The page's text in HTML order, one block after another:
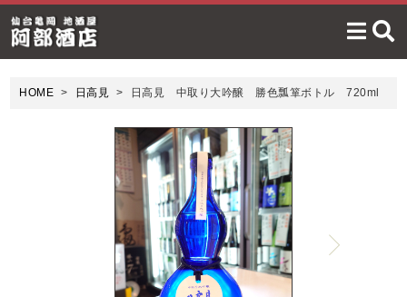
HOME 日高見 日高見 中取り大吟醸 勝色瓢箪ボトル 720ml